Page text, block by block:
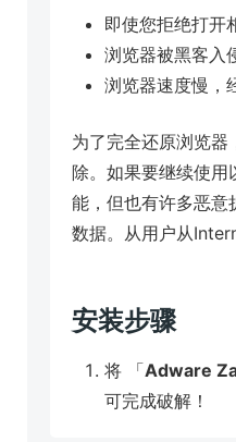
即使您拒绝打开
浏览器被黑客入
浏览器速度慢，
为了完全还原浏览
除。如果要继续使
能，但也有许多恶意
数据。从用户从
安装步骤
将 「Adware
可完成破解！